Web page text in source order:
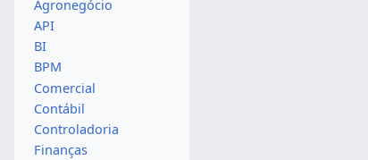
Agronegócio
API
BI
BPM
Comercial
Contábil
Controladoria
Finanças